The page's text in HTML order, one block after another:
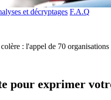
et décryptages F.A.Q
: l'appel de 70
pour exprimer